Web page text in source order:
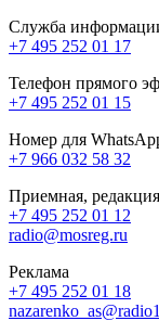
Служба
+7 495 252 01 17
Телефон прямого
+7 495 252 01 15
Номер для
+7 966 032 58 32
Приемная, редакция
+7 495 252 01 12
radio@mosreg.ru
Реклама
+7 495 252 01 18